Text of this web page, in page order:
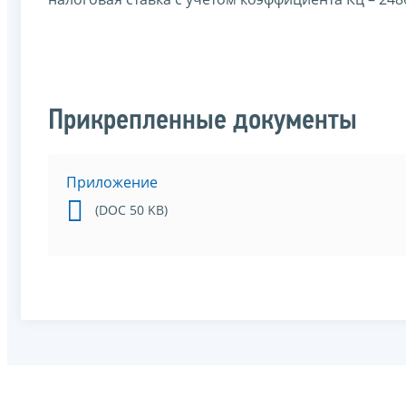
Прикрепленные документы
Приложение
(DOC 50 KB)